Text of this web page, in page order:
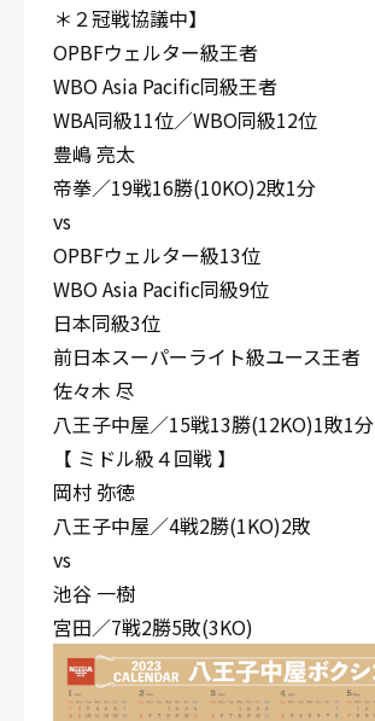
＊２冠戦協議中】
OPBFウェルター級王者
WBO Asia Pacific同級王者
WBA同級11位／WBO同級12位
豊嶋 亮太
帝拳／19戦16勝(10KO)2敗1分
vs
OPBFウェルター級13位
WBO Asia Pacific同級9位
日本同級3位
前日本スーパーライト級ユース王者
佐々木 尽
八王子中屋／15戦13勝(12KO)1敗1分
【 ミドル級４回戦 】
岡村 弥徳
八王子中屋／4戦2勝(1KO)2敗
vs
池谷 一樹
宮田／7戦2勝5敗(3KO)